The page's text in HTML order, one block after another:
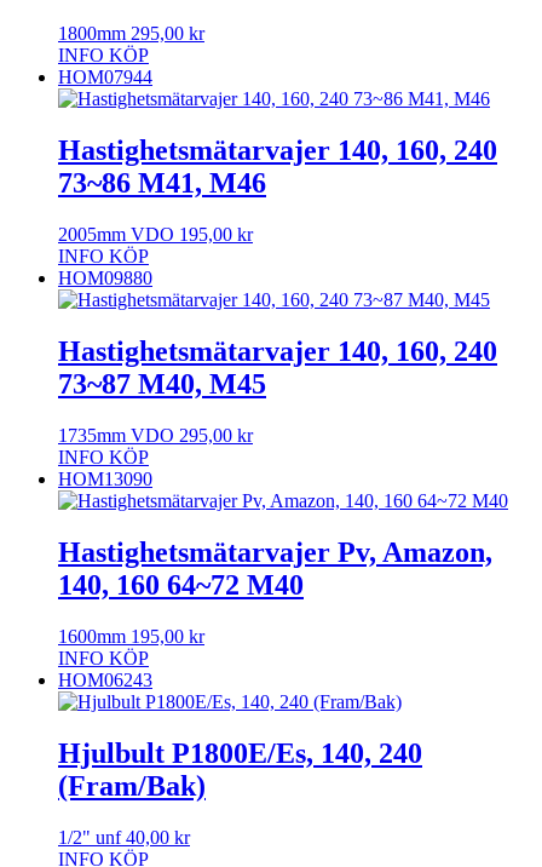
1800mm 295,00 kr
INFO KÖP
HOM07944
Hastighetsmätarvajer 140, 160, 240
73~86 M41, M46
2005mm VDO 195,00 kr
INFO KÖP
HOM09880
Hastighetsmätarvajer 140, 160, 240
73~87 M40, M45
1735mm VDO 295,00 kr
INFO KÖP
HOM13090
Hastighetsmätarvajer Pv, Amazon,
140, 160 64~72 M40
1600mm 195,00 kr
INFO KÖP
HOM06243
Hjulbult P1800E/Es, 140, 240
(Fram/Bak)
1/2" unf 40,00 kr
INFO KÖP